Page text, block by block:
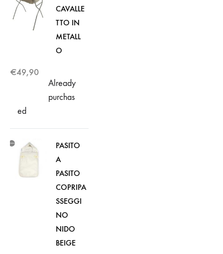
CAVALLE
TTO IN
METALL
O
€49,90
Already
purchas
ed
PASITO
A
PASITO
COPRIPA
SSEGGI
NO
NIDO
BEIGE